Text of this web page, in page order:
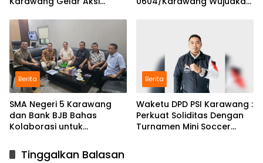
Ciampel
Berita
SMA Negeri 5 Karawang
dan Bank BJB Bahas
Kolaborasi untuk
Pendidikan
Berita
Waketu DPD PSI Karawang :
Perkuat Soliditas Dengan
Turnamen Mini Soccer
Tinggalkan Balasan